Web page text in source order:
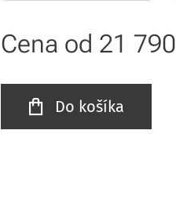
Cena od 21 790
Do košíka